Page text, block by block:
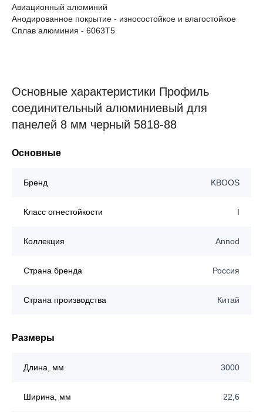
Авиационный алюминий
Анодированное покрытие - износостойкое и влагостойкое
Сплав алюминия - 6063Т5
Основные характеристики Профиль
соединительный алюминиевый для
панелей 8 мм черный 5818-88
Основные
Бренд KBOOS
Класс огнестойкости I
Коллекция Annod
Страна бренда Россия
Страна производства Китай
Размеры
Длина, мм 3000
Ширина, мм 22,6